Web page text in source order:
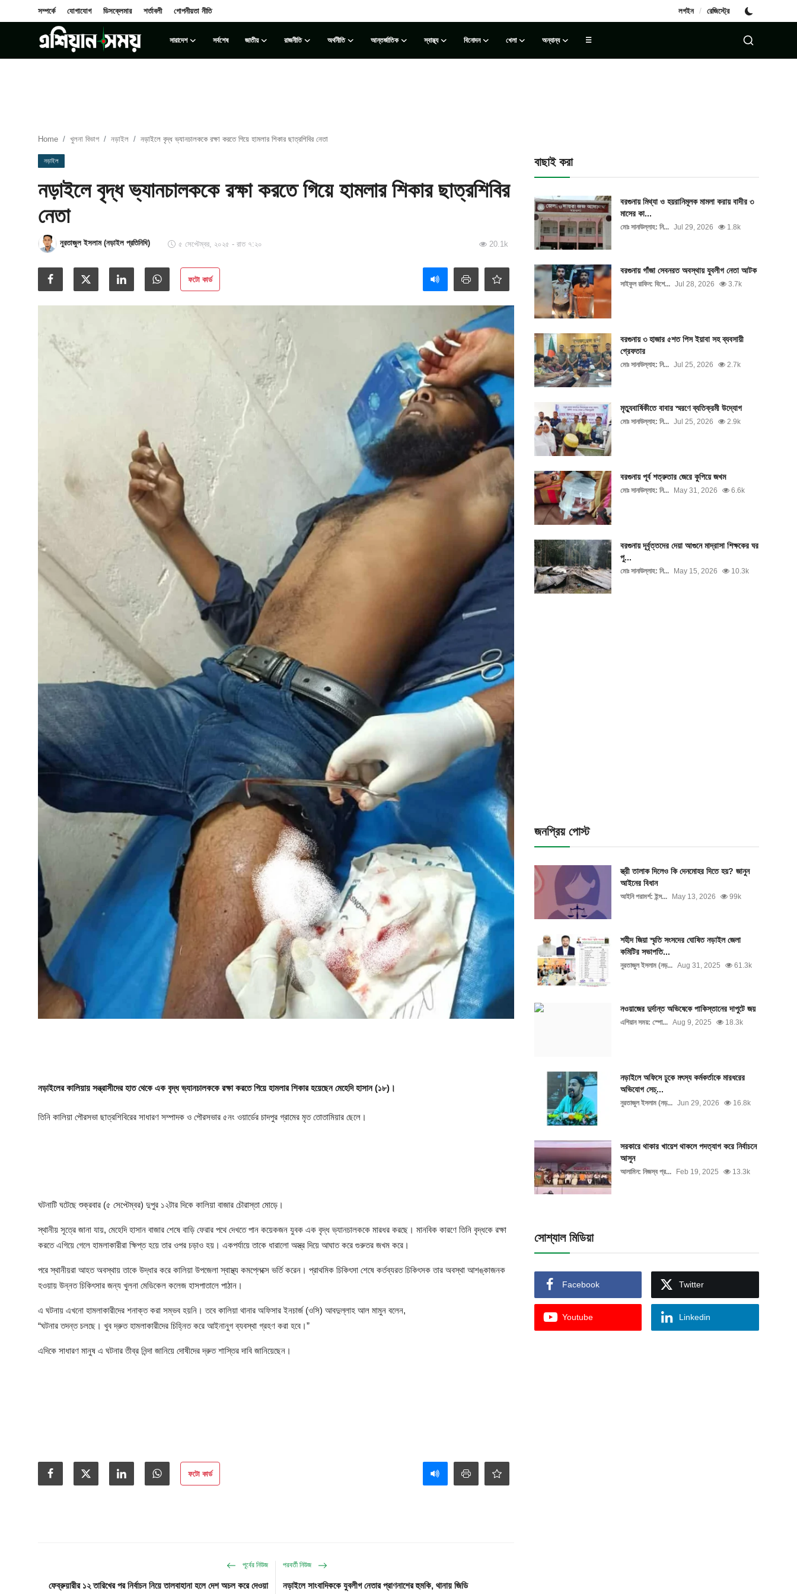
সম্পর্কে যোগাযোগ ডিসক্লেমার শর্তাবলী গোপনীয়তা নীতি লগইন / রেজিস্ট্রে
সারাদেশ সর্বশেষ জাতীয় রাজনীতি অর্থনীতি আন্তর্জাতিক স্বাস্থ্য বিনোদন খেলা অন্যান্য ☰
ডিসক্লেমার
গোপনীয়তা নীতি
ময়মনসিংহ বিভাগ
রাজশাহী বিভাগ
সিলেট বিভাগ
রংপুর বিভাগ
আইনি পরামর্শের
Home খুলনা বিভাগ নড়াইল নড়াইলে বৃদ্ধ ভ্যানচালককে রক্ষা করতে গিয়ে হামলার শিকার ছাত্রশিবির নেতা
নড়াইল
নড়াইলে বৃদ্ধ ভ্যানচালককে রক্ষা করতে গিয়ে হামলার শিকার ছাত্রশিবির
নেতা
নুরতাজুল ইসলাম (নড়াইল প্রতিনিধি) ৫ সেপ্টেম্বর, ২০২৫ - রাত ৭:২০ 20.1k
ফটো কার্ড
নড়াইলের কালিয়ায় সন্ত্রাসীদের হাত থেকে এক বৃদ্ধ ভ্যানচালককে রক্ষা করতে গিয়ে হামলার শিকার হয়েছেন মেহেদি হাসান (১৮)।
তিনি কালিয়া পৌরসভা ছাত্রশিবিরের সাধারণ সম্পাদক ও পৌরসভার ৫নং ওয়ার্ডের চাদপুর গ্রামের মৃত তোতামিয়ার ছেলে।
ঘটনাটি ঘটেছে শুক্রবার (৫ সেপ্টেম্বর) দুপুর ১২টার দিকে কালিয়া বাজার চৌরাস্তা মোড়ে।
স্থানীয় সূত্রে জানা যায়, মেহেদি হাসান বাজার শেষে বাড়ি ফেরার পথে দেখতে পান কয়েকজন যুবক এক বৃদ্ধ ভ্যানচালককে মারধর করছে। মানবিক কারণে তিনি বৃদ্ধকে রক্ষা
করতে এগিয়ে গেলে হামলাকারীরা ক্ষিপ্ত হয়ে তার ওপর চড়াও হয়। একপর্যায়ে তাকে ধারালো অস্ত্র দিয়ে আঘাত করে গুরুতর জখম করে।
পরে স্থানীয়রা আহত অবস্থায় তাকে উদ্ধার করে কালিয়া উপজেলা স্বাস্থ্য কমপ্লেক্সে ভর্তি করেন। প্রাথমিক চিকিৎসা শেষে কর্তব্যরত চিকিৎসক তার অবস্থা আশঙ্কাজনক
হওয়ায় উন্নত চিকিৎসার জন্য খুলনা মেডিকেল কলেজ হাসপাতালে পাঠান।
এ ঘটনায় এখনো হামলাকারীদের শনাক্ত করা সম্ভব হয়নি। তবে কালিয়া থানার অফিসার ইনচার্জ (ওসি) আবদুল্লাহ আল মামুন বলেন,
“ঘটনার তদন্ত চলছে। খুব দ্রুত হামলাকারীদের চিহ্নিত করে আইনানুগ ব্যবস্থা গ্রহণ করা হবে।”
এদিকে সাধারণ মানুষ এ ঘটনার তীব্র নিন্দা জানিয়ে দোষীদের দ্রুত শাস্তির দাবি জানিয়েছেন।
ফটো কার্ড
পূর্বের নিউজ
ফেব্রুয়ারীর ১২ তারিখের পর নির্বাচন নিয়ে তালবাহানা হলে দেশ অচল করে দেওয়া
পরবর্তী নিউজ
নড়াইলে সাংবাদিককে যুবলীগ নেতার প্রাণনাশের হুমকি, থানায় জিডি
বাছাই করা
বরগুনায় মিথ্যা ও হয়রানিমূলক মামলা করায় বাদীর ৩
মাসের কা...
মোঃ সানাউল্লাহ: নি... Jul 29, 2026 1.8k
বরগুনায় গাঁজা সেবনরত অবস্থায় যুবলীগ নেতা আটক
সাইফুল রাফিন: বিশে... Jul 28, 2026 3.7k
বরগুনায় ৩ হাজার ৫শত পিস ইয়াবা সহ ব্যবসায়ী
গ্রেফতার
মোঃ সানাউল্লাহ: নি... Jul 25, 2026 2.7k
মৃত্যুবার্ষিকীতে বাবার স্মরণে ব্যতিক্রমী উদ্যোগ
মোঃ সানাউল্লাহ: নি... Jul 25, 2026 2.9k
বরগুনায় পূর্ব শত্রুতার জেরে কুপিয়ে জখম
মোঃ সানাউল্লাহ: নি... May 31, 2026 6.6k
বরগুনায় দূর্বৃত্তদের দেয়া আগুনে মাদ্রাসা শিক্ষকের ঘর
পু...
মোঃ সানাউল্লাহ: নি... May 15, 2026 10.3k
জনপ্রিয় পোস্ট
স্ত্রী তালাক দিলেও কি দেনমোহর দিতে হয়? জানুন
আইনের বিধান
আইনি পরামর্শ: ইন্স... May 13, 2026 99k
শহীদ জিয়া স্মৃতি সংসদের ঘোষিত নড়াইল জেলা
কমিটির সভাপতি...
নুরতাজুল ইসলাম (নড়... Aug 31, 2025 61.3k
নওয়াজের দুর্দান্ত অভিষেকে পাকিস্তানের দাপুটে জয়
এশিয়ান সময়: স্পো... Aug 9, 2025 18.3k
নড়াইলে অফিসে ঢুকে মৎস্য কর্মকর্তাকে মারধরের
অভিযোগ সেচ্...
নুরতাজুল ইসলাম (নড়... Jun 29, 2026 16.8k
সরকারে থাকার খায়েশ থাকলে পদত্যাগ করে নির্বাচনে
আসুন
আলামিন: নিজস্ব প্র... Feb 19, 2025 13.3k
সোশ্যাল মিডিয়া
Facebook Twitter
Youtube Linkedin